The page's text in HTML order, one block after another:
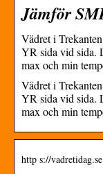
Jämför
Vädret i
YR sida vid sida.
max och min
Vädret i
YR sida vid sida.
max och min
http s://